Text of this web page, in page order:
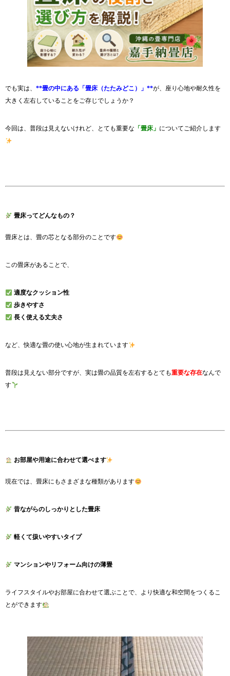
でも実は、 **畳の中にある「畳床（たたみどこ）」**が、座り心地や耐久性を
大きく左右していることをご存じでしょうか？
今回は、普段は見えないけれど、とても重要な 「畳床」 についてご紹介します
畳床ってどんなもの？
畳床とは、畳の芯となる部分のことです
この畳床があることで、
適度なクッション性
歩きやすさ
長く使える丈夫さ
など、快適な畳の使い心地が生まれています
普段は見えない部分ですが、実は畳の品質を左右するとても重要な存在なんで
す
お部屋や用途に合わせて選べます
現在では、畳床にもさまざまな種類があります
昔ながらのしっかりとした畳床
軽くて扱いやすいタイプ
マンションやリフォーム向けの薄畳
ライフスタイルやお部屋に合わせて選ぶことで、より快適な和空間をつくるこ
とができます